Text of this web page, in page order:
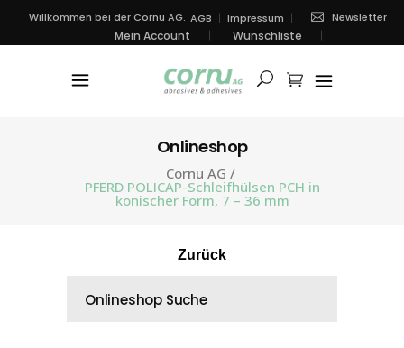
Willkommen bei der Cornu AG. AGB Impressum Newsletter
Mein Account Wunschliste
Onlineshop
Cornu AG /
PFERD POLICAP-Schleifhülsen PCH in
konischer Form, 7 – 36 mm
Zurück
Onlineshop Suche